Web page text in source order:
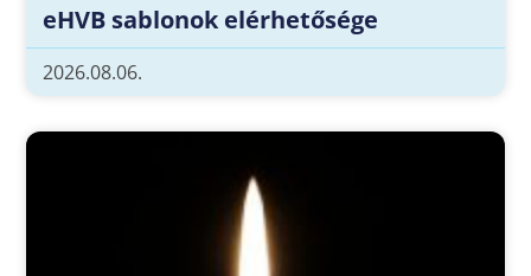
eHVB sablonok elérhetősége
2026.08.06.